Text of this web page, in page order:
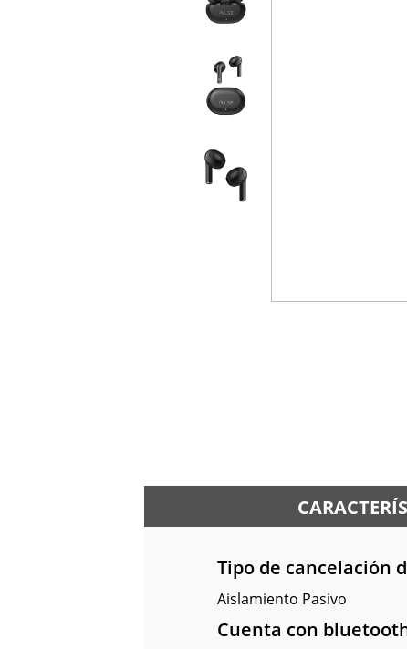
Tipo de cancelación
Aislamiento Pasivo
Cuenta con